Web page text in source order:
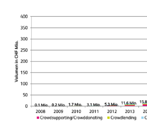
Partner / Raiffeisenbank
Anmelden
Registrieren